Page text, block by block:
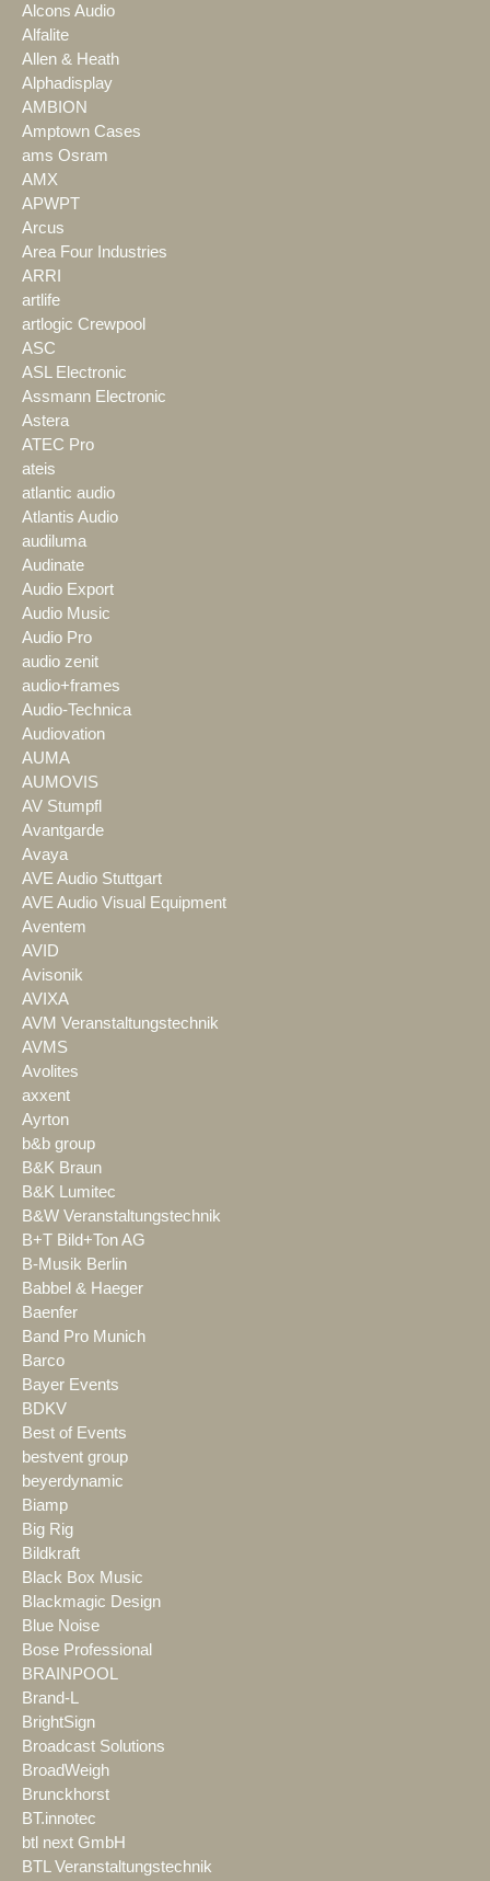
Alcons Audio
Alfalite
Allen & Heath
Alphadisplay
AMBION
Amptown Cases
ams Osram
AMX
APWPT
Arcus
Area Four Industries
ARRI
artlife
artlogic Crewpool
ASC
ASL Electronic
Assmann Electronic
Astera
ATEC Pro
ateis
atlantic audio
Atlantis Audio
audiluma
Audinate
Audio Export
Audio Music
Audio Pro
audio zenit
audio+frames
Audio-Technica
Audiovation
AUMA
AUMOVIS
AV Stumpfl
Avantgarde
Avaya
AVE Audio Stuttgart
AVE Audio Visual Equipment
Aventem
AVID
Avisonik
AVIXA
AVM Veranstaltungstechnik
AVMS
Avolites
axxent
Ayrton
b&b group
B&K Braun
B&K Lumitec
B&W Veranstaltungstechnik
B+T Bild+Ton AG
B-Musik Berlin
Babbel & Haeger
Baenfer
Band Pro Munich
Barco
Bayer Events
BDKV
Best of Events
bestvent group
beyerdynamic
Biamp
Big Rig
Bildkraft
Black Box Music
Blackmagic Design
Blue Noise
Bose Professional
BRAINPOOL
Brand-L
BrightSign
Broadcast Solutions
BroadWeigh
Brunckhorst
BT.innotec
btl next GmbH
BTL Veranstaltungstechnik